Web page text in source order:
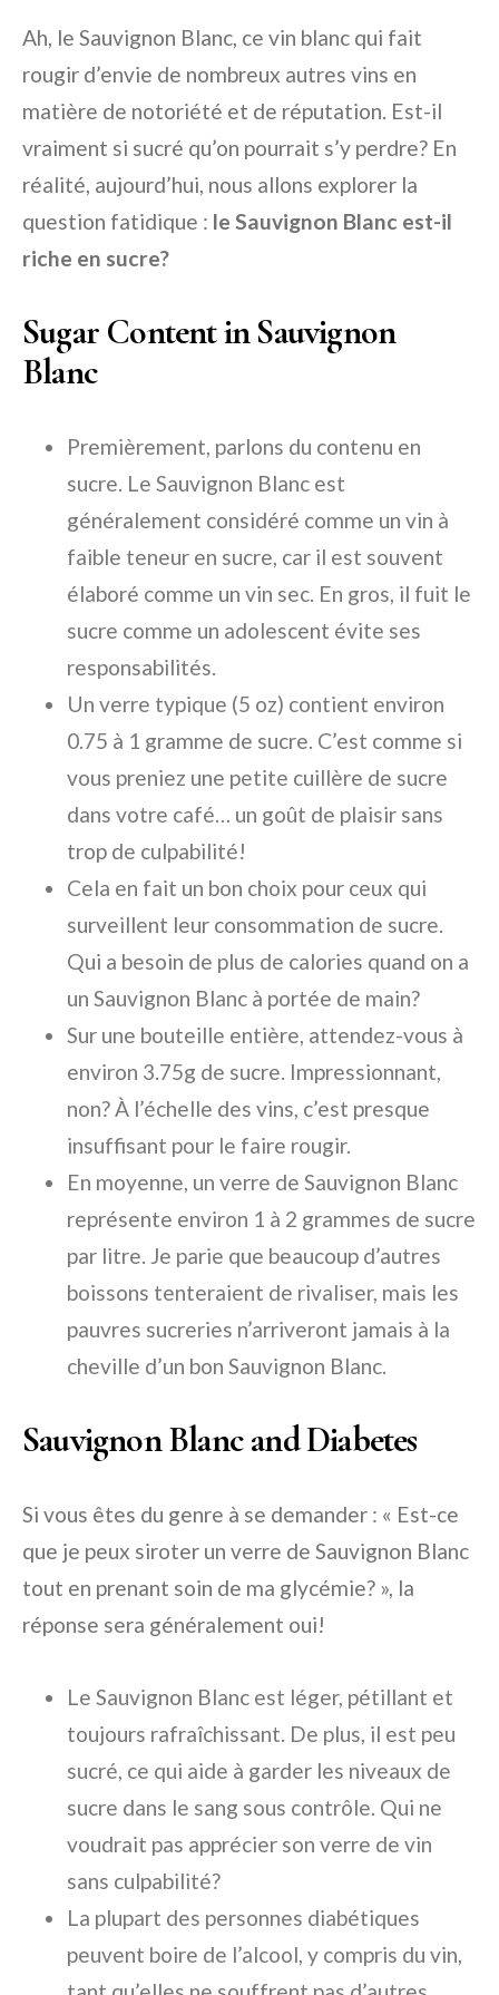
Ah, le Sauvignon Blanc, ce vin blanc qui fait
rougir d’envie de nombreux autres vins en
matière de notoriété et de réputation. Est-il
vraiment si sucré qu’on pourrait s’y perdre? En
réalité, aujourd’hui, nous allons explorer la
question fatidique : le Sauvignon Blanc est-il
riche en sucre?
Sugar Content in Sauvignon
Blanc
Premièrement, parlons du contenu en
sucre. Le Sauvignon Blanc est
généralement considéré comme un vin à
faible teneur en sucre, car il est souvent
élaboré comme un vin sec. En gros, il fuit le
sucre comme un adolescent évite ses
responsabilités.
Un verre typique (5 oz) contient environ
0.75 à 1 gramme de sucre. C’est comme si
vous preniez une petite cuillère de sucre
dans votre café… un goût de plaisir sans
trop de culpabilité!
Cela en fait un bon choix pour ceux qui
surveillent leur consommation de sucre.
Qui a besoin de plus de calories quand on a
un Sauvignon Blanc à portée de main?
Sur une bouteille entière, attendez-vous à
environ 3.75g de sucre. Impressionnant,
non? À l’échelle des vins, c’est presque
insuffisant pour le faire rougir.
En moyenne, un verre de Sauvignon Blanc
représente environ 1 à 2 grammes de sucre
par litre. Je parie que beaucoup d’autres
boissons tenteraient de rivaliser, mais les
pauvres sucreries n’arriveront jamais à la
cheville d’un bon Sauvignon Blanc.
Sauvignon Blanc and Diabetes
Si vous êtes du genre à se demander : « Est-ce
que je peux siroter un verre de Sauvignon Blanc
tout en prenant soin de ma glycémie? », la
réponse sera généralement oui!
Le Sauvignon Blanc est léger, pétillant et
toujours rafraîchissant. De plus, il est peu
sucré, ce qui aide à garder les niveaux de
sucre dans le sang sous contrôle. Qui ne
voudrait pas apprécier son verre de vin
sans culpabilité?
La plupart des personnes diabétiques
peuvent boire de l’alcool, y compris du vin,